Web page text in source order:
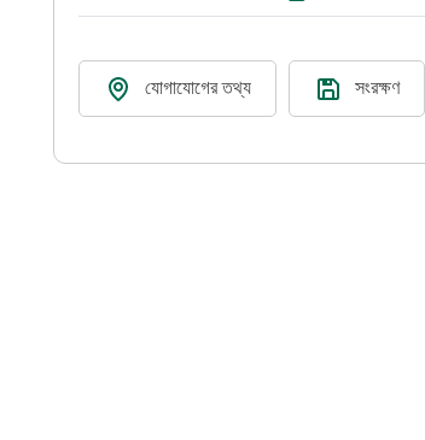
যোগাযোগের তথ্য সংরক্ষণ